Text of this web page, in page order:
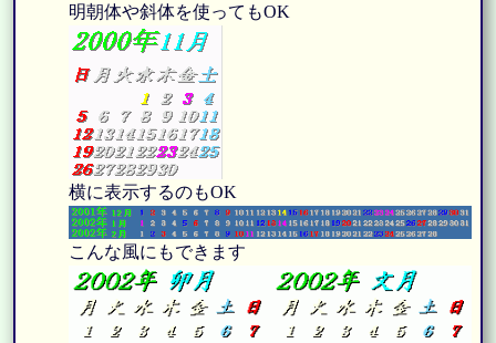
明朝体や斜体を使ってもOK
横に表示するのもOK
こんな風にもできます